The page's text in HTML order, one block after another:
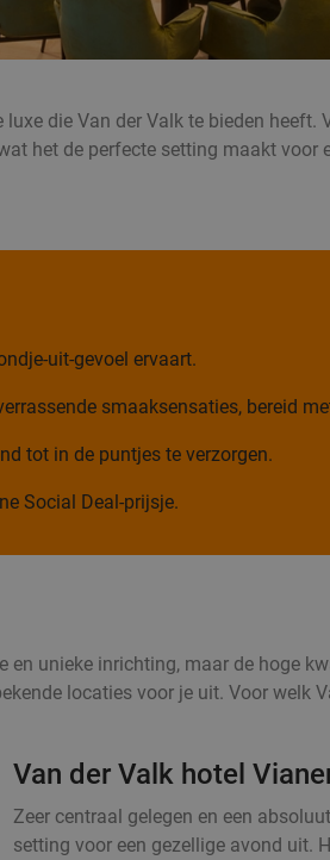
die Van der Valk te bieden
het de perfecte setting maakt
uit-gevoel ervaart.
smaaksensaties, bereid
tot in de puntjes te verzorgen.
Social Deal-prijsje.
unieke inrichting, maar de hoge
locaties voor je uit. Voor welk
Van der Valk hotel
Zeer centraal gelegen en een
setting voor een gezellige avond uit.